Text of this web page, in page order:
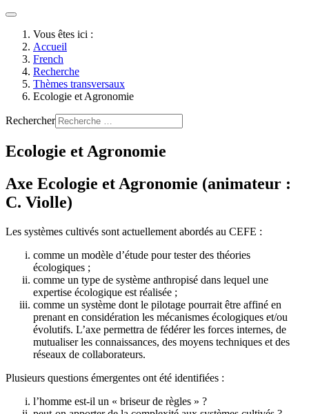
Vous êtes ici :
Accueil
French
Recherche
Thèmes transversaux
Ecologie et Agronomie
Rechercher
Ecologie et Agronomie
Axe Ecologie et Agronomie (animateur :
C. Violle)
Les systèmes cultivés sont actuellement abordés au CEFE :
comme un modèle d’étude pour tester des théories
écologiques ;
comme un type de système anthropisé dans lequel une
expertise écologique est réalisée ;
comme un système dont le pilotage pourrait être affiné en
prenant en considération les mécanismes écologiques et/ou
évolutifs. L’axe permettra de fédérer les forces internes, de
mutualiser les connaissances, des moyens techniques et des
réseaux de collaborateurs.
Plusieurs questions émergentes ont été identifiées :
l’homme est-il un « briseur de règles » ?